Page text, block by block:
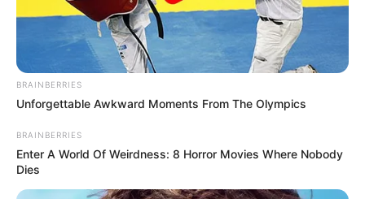
Kletterparks
Tier- und Zooparks
Fremdenverkehrsamt und Tourist Information
Veranstaltung für Meiningen eintragen
BRAINBERRIES
Unforgettable Awkward Moments From The Olympics
BRAINBERRIES
Enter A World Of Weirdness: 8 Horror Movies Where Nobody
Dies